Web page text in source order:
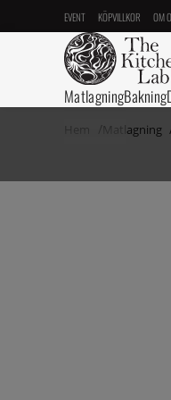
EVENT KÖPVILLKOR OM
MatlagningBakning
Matlagning